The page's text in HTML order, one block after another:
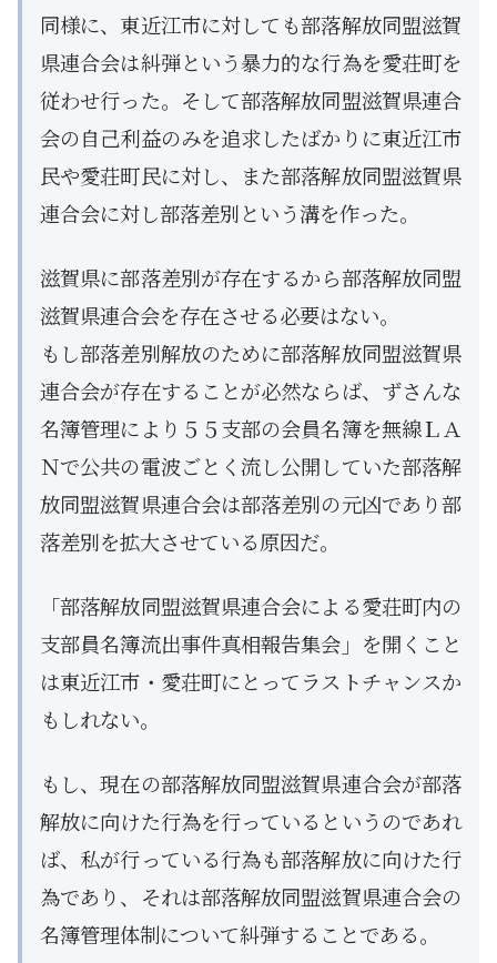
同様に、東近江市に対しても部落解放同盟滋賀
県連合会は糾弾という暴力的な行為を愛荘町を
従わせ行った。そして部落解放同盟滋賀県連合
会の自己利益のみを追求したばかりに東近江市
民や愛荘町民に対し、また部落解放同盟滋賀県
連合会に対し部落差別という溝を作った。
滋賀県に部落差別が存在するから部落解放同盟
滋賀県連合会を存在させる必要はない。
もし部落差別解放のために部落解放同盟滋賀県
連合会が存在することが必然ならば、ずさんな
名簿管理により５５支部の会員名簿を無線ＬＡ
Ｎで公共の電波ごとく流し公開していた部落解
放同盟滋賀県連合会は部落差別の元凶であり部
落差別を拡大させている原因だ。
「部落解放同盟滋賀県連合会による愛荘町内の
支部員名簿流出事件真相報告集会」を開くこと
は東近江市・愛荘町にとってラストチャンスか
もしれない。
もし、現在の部落解放同盟滋賀県連合会が部落
解放に向けた行為を行っているというのであれ
ば、私が行っている行為も部落解放に向けた行
為であり、それは部落解放同盟滋賀県連合会の
名簿管理体制について糾弾することである。